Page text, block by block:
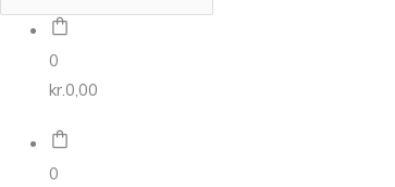
0
kr.0,00
0